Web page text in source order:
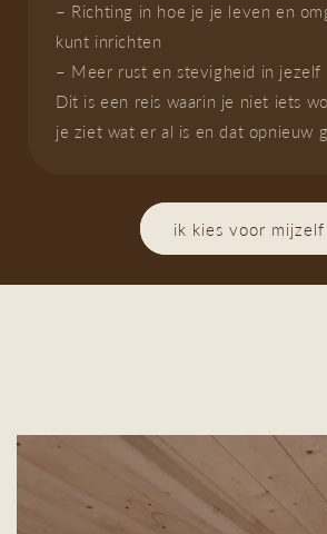
– Richting in hoe je je leven en
kunt inrichten
– Meer rust en stevigheid in jezelf
Dit is een reis waarin je niet iets
je ziet wat er al is en dat opnieuw
ik kies voor mijzelf